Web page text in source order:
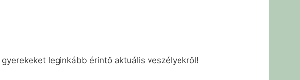
leginkább érintő aktuális veszélyekről!